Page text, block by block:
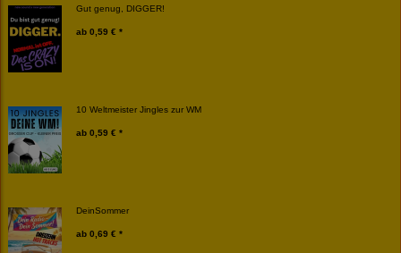
Gut genug, DIGGER!
ab 0,59 € *
10 Weltmeister Jingles zur WM
ab 0,59 € *
DeinSommer
ab 0,69 € *